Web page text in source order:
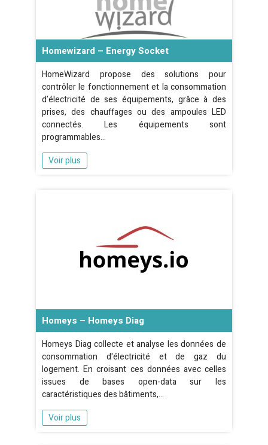
Homewizard – Energy Socket
HomeWizard propose des solutions pour
contrôler le fonctionnement et la consommation
d’électricité de ses équipements, grâce à des
prises, des chauffages ou des ampoules LED
connectés. Les équipements sont
programmables…
Voir plus
Homeys – Homeys Diag
Homeys Diag collecte et analyse les données de
consommation d'électricité et de gaz du
logement. En croisant ces données avec celles
issues de bases open-data sur les
caractéristiques des bâtiments,…
Voir plus